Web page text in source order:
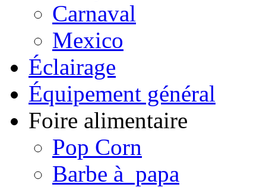
Carnaval
Mexico
Éclairage
Équipement général
Foire alimentaire
Pop Corn
Barbe à papa